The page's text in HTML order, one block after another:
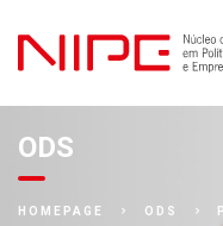
ODS
HOMEPAGE ODS